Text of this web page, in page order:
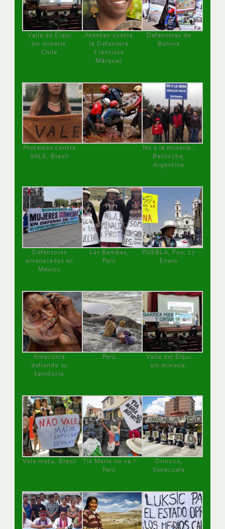
Valle de Elqui
sin minería.
Chile
Atentan contra
la Defensora
Francisca
Márquez
Defensoras de
Bolivia
Protestas contra
VALE, Brasil
No a la minería ,
Bariloche,
Argentina
Defensoras
amenazadas en
México
Las Bambas,
Perú
PUEBLA, Pue, 27
Enero
Amazonía
defiende su
territorio
Perú
Valle del Elqui
sin minería.
Vale mata, Brasil
Tía María no va !
Perú
Orinoco,
Venezuela